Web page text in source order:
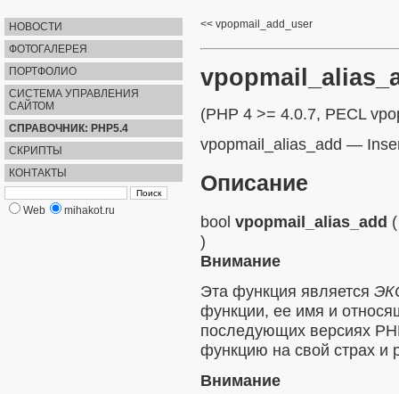
НОВОСТИ
ФОТОГАЛЕРЕЯ
ПОРТФОЛИО
СИСТЕМА УПРАВЛЕНИЯ
САЙТОМ
СПРАВОЧНИК: PHP5.4
СКРИПТЫ
КОНТАКТЫ
Web mihakot.ru
vpopmail_add_user
(PHP 4 >= 4.0.7, PECL
vpopmail_alias_add —
Описание
bool vpopmail_alias_add
)
Внимание
Эта функция является
функции, ее имя и
последующих версиях
функцию на свой страх и
Внимание